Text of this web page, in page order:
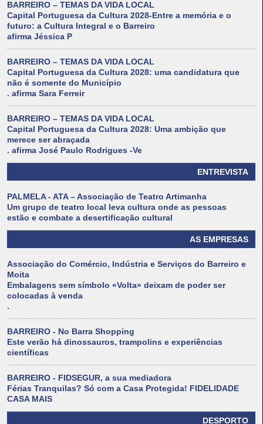
BARREIRO – TEMAS DA VIDA LOCAL
Capital Portuguesa da Cultura 2028-Entre a memória e o
futuro: a Cultura Integral e o Barreiro
afirma Jéssica P
BARREIRO – TEMAS DA VIDA LOCAL
Capital Portuguesa da Cultura 2028: uma candidatura que
não é somente do Município
. afirma Sara Ferreir
BARREIRO – TEMAS DA VIDA LOCAL
Capital Portuguesa da Cultura 2028: Uma ambição que
merece ser abraçada
. afirma José Paulo Rodrigues -Ve
ENTREVISTA
PALMELA - ATA – Associação de Teatro Artimanha
Um grupo de teatro local leva cultura onde as pessoas
estão e combate a desertificação cultural
AS EMPRESAS
Associação do Comércio, Indústria e Serviços do Barreiro e
Moita
Embalagens sem símbolo «Volta» deixam de poder ser
colocadas à venda
.
BARREIRO - No Barra Shopping
Este verão há dinossauros, trampolins e experiências
científicas
BARREIRO - FIDSEGUR, a sua mediadora
Férias Tranquilas? Só com a Casa Protegida! FIDELIDADE
CASA MAIS
DESPORTO